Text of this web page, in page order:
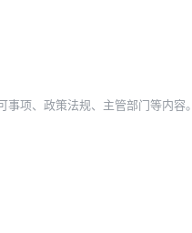
项、政策法规、主管部门等内容。